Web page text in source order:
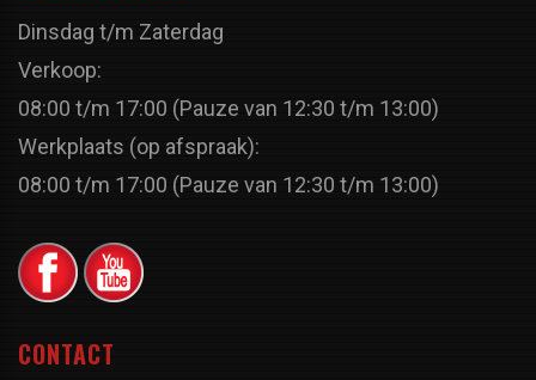
Dinsdag t/m Zaterdag
Verkoop:
08:00 t/m 17:00 (Pauze van 12:30 t/m 13:00)
Werkplaats (op afspraak):
08:00 t/m 17:00 (Pauze van 12:30 t/m 13:00)
CONTACT